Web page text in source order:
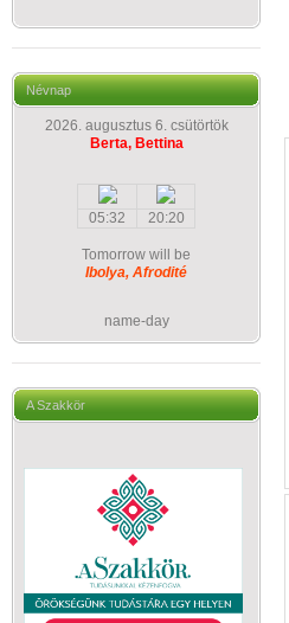
Névnap
2026. augusztus 6. csütörtök
Berta, Bettina
05:32 20:20
Tomorrow will be
Ibolya, Afrodité
name-day
A Szakkör